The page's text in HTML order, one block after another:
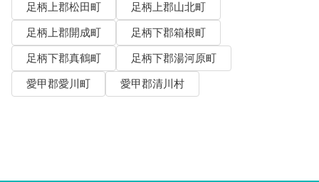
足柄上郡松田町
足柄上郡山北町
足柄上郡開成町
足柄下郡箱根町
足柄下郡真鶴町
足柄下郡湯河原町
愛甲郡愛川町
愛甲郡清川村